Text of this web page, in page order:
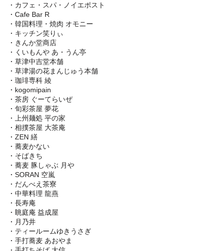
・カフェ・スパ・ノイエポスト
・Cafe Bar R
・韓国料理・焼肉 オモニー
・キッチン笑りぃ
・きんか堂商店
・くいもんや あ・うん亭
・草津中吉堂本舗
・草津湯の花まんじゅう本舗
・珈琲専科 綾
・kogomipain
・茶房 ぐーてらいぜ
・旬彩茶屋 夢花
・上州麺処 平の家
・相撲茶屋 大茶庵
・ZEN 繕
・蕎麦かない
・そばきち
・蕎麦 豚しゃぶ 月や
・SORAN 空嵐
・だんべえ茶寮
・中華料理 龍燕
・長寿庵
・眺庭庵 益成屋
・月乃井
・ティールームゆきうさぎ
・手打蕎麦 あおやま